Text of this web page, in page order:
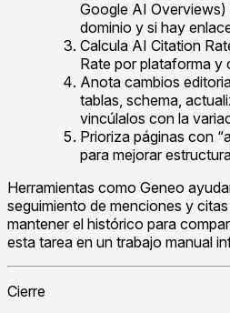
Google AI
dominio y si hay
Calcula AI Citation
Rate por plataforma y
Anota cambios
tablas, schema,
vincúlalos con la
Prioriza páginas con
para mejorar
Herramientas como Geneo
seguimiento de menciones y
mantener el histórico para
esta tarea en un trabajo manual
Cierre